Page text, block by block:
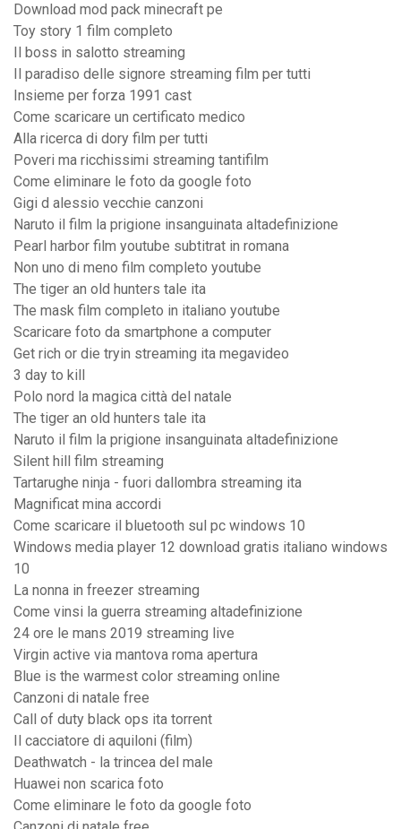
Download mod pack minecraft pe
Toy story 1 film completo
Il boss in salotto streaming
Il paradiso delle signore streaming film per tutti
Insieme per forza 1991 cast
Come scaricare un certificato medico
Alla ricerca di dory film per tutti
Poveri ma ricchissimi streaming tantifilm
Come eliminare le foto da google foto
Gigi d alessio vecchie canzoni
Naruto il film la prigione insanguinata altadefinizione
Pearl harbor film youtube subtitrat in romana
Non uno di meno film completo youtube
The tiger an old hunters tale ita
The mask film completo in italiano youtube
Scaricare foto da smartphone a computer
Get rich or die tryin streaming ita megavideo
3 day to kill
Polo nord la magica città del natale
The tiger an old hunters tale ita
Naruto il film la prigione insanguinata altadefinizione
Silent hill film streaming
Tartarughe ninja - fuori dallombra streaming ita
Magnificat mina accordi
Come scaricare il bluetooth sul pc windows 10
Windows media player 12 download gratis italiano windows
10
La nonna in freezer streaming
Come vinsi la guerra streaming altadefinizione
24 ore le mans 2019 streaming live
Virgin active via mantova roma apertura
Blue is the warmest color streaming online
Canzoni di natale free
Call of duty black ops ita torrent
Il cacciatore di aquiloni (film)
Deathwatch - la trincea del male
Huawei non scarica foto
Come eliminare le foto da google foto